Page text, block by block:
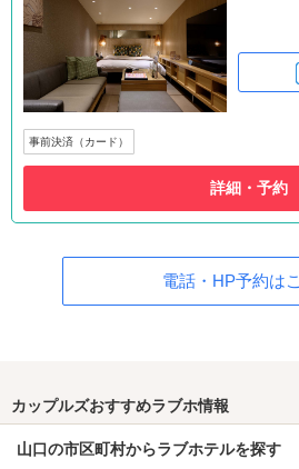
事前決済（カード）
詳細・予約
電話・HP予約は
カップルズおすすめラブホ情報
山口の市区町村からラブホテルを探す